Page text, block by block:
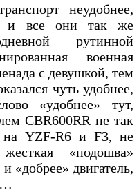
неудобнее,
и все они так же
рутинной
военная
с девушкой, тем
чуть удобнее,
«удобнее» тут,
CBR600RR не так
на YZF-R6 и F3, не
«подошва»
«добрее» двигатель,